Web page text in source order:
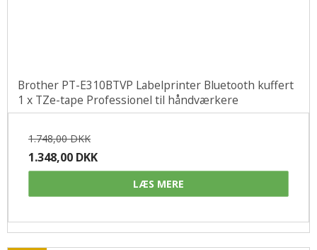
Brother PT-E310BTVP Labelprinter Bluetooth kuffert
1 x TZe-tape Professionel til håndværkere
1.748,00 DKK
1.348,00 DKK
LÆS MERE